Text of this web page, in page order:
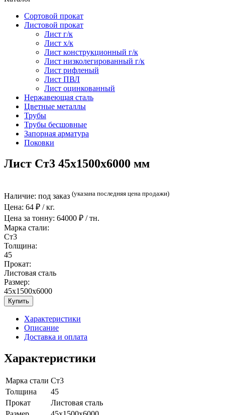
Сортовой прокат
Листовой прокат
Лист г/к
Лист х/к
Лист конструкционный г/к
Лист низколегированный г/к
Лист рифленый
Лист ПВЛ
Лист оцинкованный
Нержавеющая сталь
Цветные металлы
Трубы
Трубы бесшовные
Запорная арматура
Поковки
Лист Ст3 45x1500x6000 мм
Наличие: под заказ (указана последняя цена продажи)
Цена: 64 ₽ / кг.
Цена за тонну: 64000 ₽ / тн.
Марка стали:
Ст3
Толщина:
45
Прокат:
Листовая сталь
Размер:
45x1500x6000
Купить
Характеристики
Описание
Доставка и оплата
Характеристики
Марка стали Ст3
Толщина
45
Прокат
Листовая сталь